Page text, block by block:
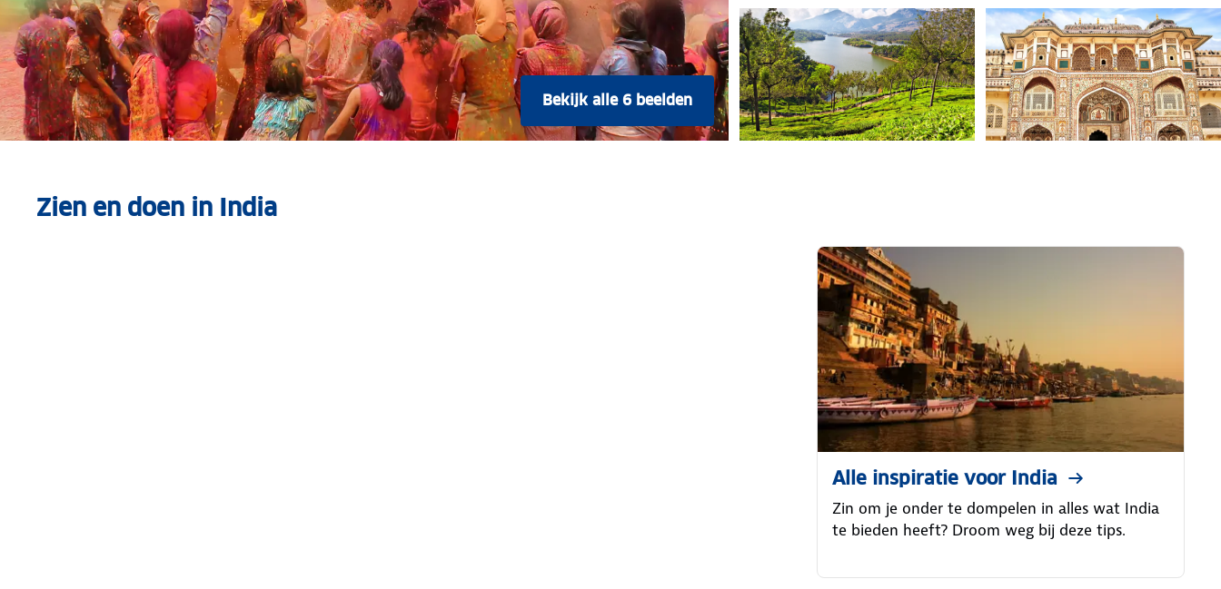
Bekijk alle 6 beelden
Zien en doen in India
Alle inspiratie voor India
Zin om je onder te dompelen in alles wat India
te bieden heeft? Droom weg bij deze tips.